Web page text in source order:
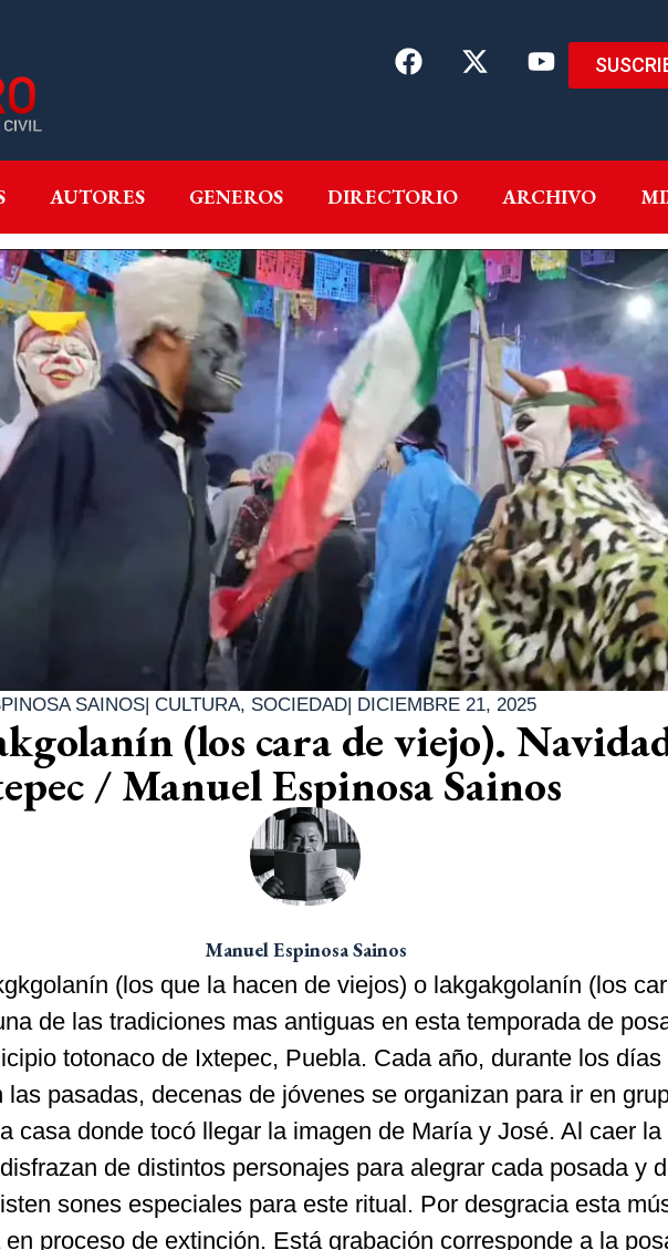
AUTORES GENEROS DIRECTORIO ARCHIVO
GENEROS DIRECTORIO ARCHIVO
SAINOS| CULTURA, SOCIEDAD| DICIEMBRE 21, 2025
(los cara de viejo).
/ Manuel Espinosa Sainos
Manuel Espinosa Sainos
(los que la hacen de viejos) o lakgakgolanín (los
de las tradiciones mas antiguas en esta temporada de
totonaco de Ixtepec, Puebla. Cada año, durante los días
las pasadas, decenas de jóvenes se organizan para ir en
casa donde tocó llegar la imagen de María y José. Al caer la
de distintos personajes para alegrar cada posada y
sones especiales para este ritual. Por desgracia esta
en proceso de extinción. Está grabación corresponde a la